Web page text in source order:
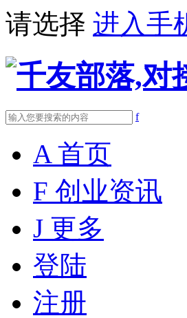
请选择 进入手
f
A 首页
F 创业资讯
J 更多
登陆
注册